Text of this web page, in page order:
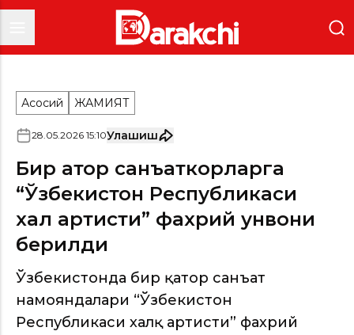
Асосий ЖАМИЯТ
28.05.2026 15:10Улашиш
Бир қатор санъаткорларга
“Ўзбекистон Республикаси
халқ артисти” фахрий унвони
берилди
Ўзбекистонда бир қатор санъат
намояндалари “Ўзбекистон
Республикаси халқ артисти” фахрий